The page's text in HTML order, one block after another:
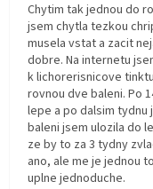
Chytim tak jednou do
jsem chytla tezkou
musela vstat a zacit
dobre. Na internetu
k lichorerisnicove
rovnou dve baleni. Po
lepe a po dalsim tydnu
baleni jsem ulozila do
ze by to za 3 tydny
ano, ale me je jednou
uplne jednoduche.